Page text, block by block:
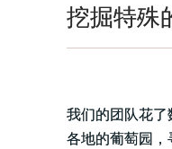
挖掘特殊
我们的团队花了
各地的葡萄园